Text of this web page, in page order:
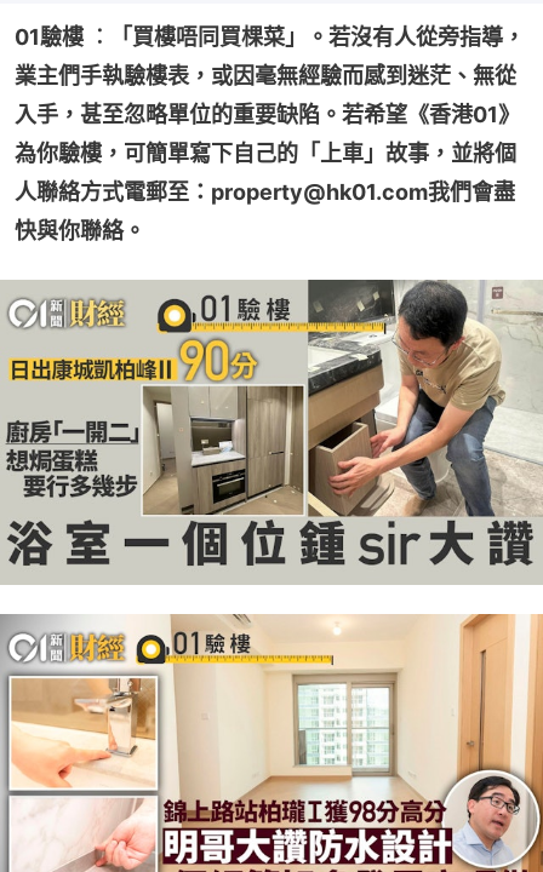
01驗樓 ︰「買樓唔同買棵菜」。若沒有人從旁指導，
業主們手執驗樓表，或因毫無經驗而感到迷茫、無從
入手，甚至忽略單位的重要缺陷。若希望《香港01》
為你驗樓，可簡單寫下自己的「上車」故事，並將個
人聯絡方式電郵至：property@hk01.com我們會盡
快與你聯絡。